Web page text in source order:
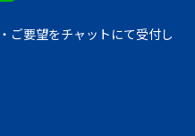
ご要望をチャットにて受付し